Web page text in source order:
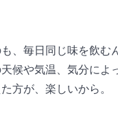
、毎日同じ味を飲む
候や気温、気分によ
方が、楽しいから。